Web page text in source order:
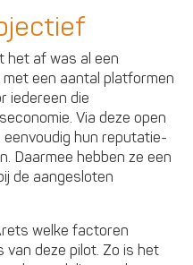
het af was al een
een aantal platformen
iedereen die
Via deze open
hun reputatie-
Daarmee hebben ze een
de aangesloten
welke factoren
van deze pilot. Zo is het